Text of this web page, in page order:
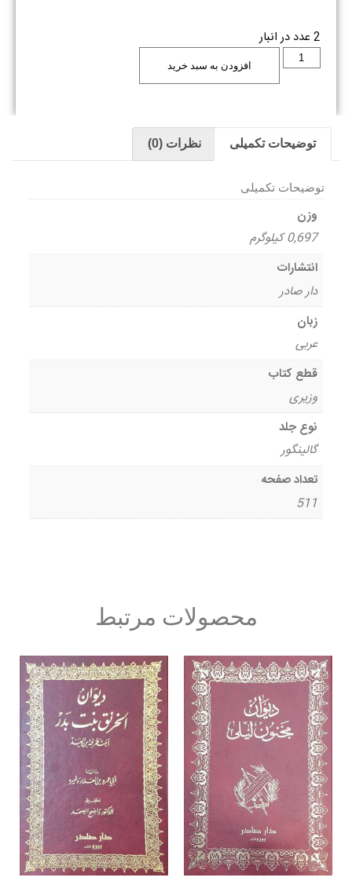
2 عدد در انبار
افزودن به سبد خرید
توضیحات تکمیلی نظرات (0)
توضیحات تکمیلی
وزن
0,697 کیلوگرم
انتشارات
دار صادر
زبان
عربی
قطع کتاب
وزیری
نوع جلد
گالینگور
تعداد صفحه
511
محصولات مرتبط